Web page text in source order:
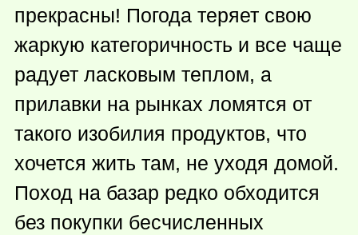
прекрасны! Погода теряет свою
жаркую категоричность и все чаще
радует ласковым теплом, а
прилавки на рынках ломятся от
такого изобилия продуктов, что
хочется жить там, не уходя домой.
Поход на базар редко обходится
без покупки бесчисленных